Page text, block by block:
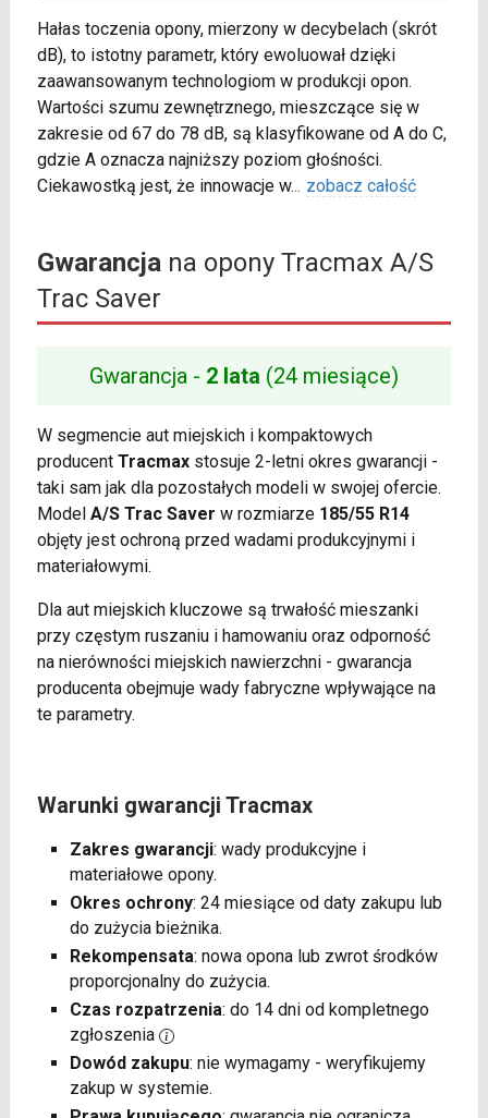
Hałas toczenia opony, mierzony w decybelach (skrót
dB), to istotny parametr, który ewoluował dzięki
zaawansowanym technologiom w produkcji opon.
Wartości szumu zewnętrznego, mieszczące się w
zakresie od 67 do 78 dB, są klasyfikowane od A do C,
gdzie A oznacza najniższy poziom głośności.
Ciekawostką jest, że innowacje w... zobacz całość
Gwarancjana opony Tracmax A/S
Trac Saver
Gwarancja - 2 lata (24 miesiące)
W segmencie aut miejskich i kompaktowych
producent Tracmaxstosuje 2-letni okres gwarancji -
taki sam jak dla pozostałych modeli w swojej ofercie.
Model A/S Trac Saver w rozmiarze 185/55 R14
objęty jest ochroną przed wadami produkcyjnymi i
materiałowymi.
Dla aut miejskich kluczowe są trwałość mieszanki
przy częstym ruszaniu i hamowaniu oraz odporność
na nierówności miejskich nawierzchni - gwarancja
producenta obejmuje wady fabryczne wpływające na
te parametry.
Warunki gwarancji Tracmax
Zakres gwarancji: wady produkcyjne i
materiałowe opony.
Okres ochrony: 24 miesiące od daty zakupu lub
do zużycia bieżnika.
Rekompensata: nowa opona lub zwrot środków
proporcjonalny do zużycia.
Czas rozpatrzenia: do 14 dni od kompletnego
zgłoszenia
Dowód zakupu: nie wymagamy - weryfikujemy
zakup w systemie.